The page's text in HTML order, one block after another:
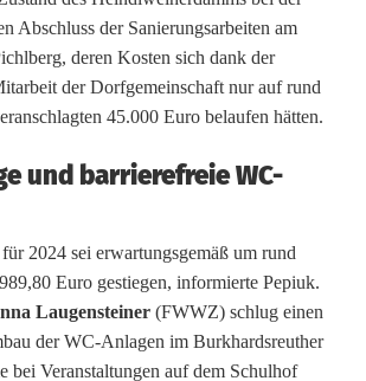
Abschluss der Sanierungsarbeiten am
deren Kosten sich dank der
der Dorfgemeinschaft nur auf rund
45.000 Euro belaufen hätten.
und barrierefreie WC-
2024 sei erwartungsgemäß um rund
Euro gestiegen, informierte Pepiuk.
Laugensteiner (FWWZ) schlug einen
der WC-Anlagen im Burkhardsreuther
bei Veranstaltungen auf dem Schulhof